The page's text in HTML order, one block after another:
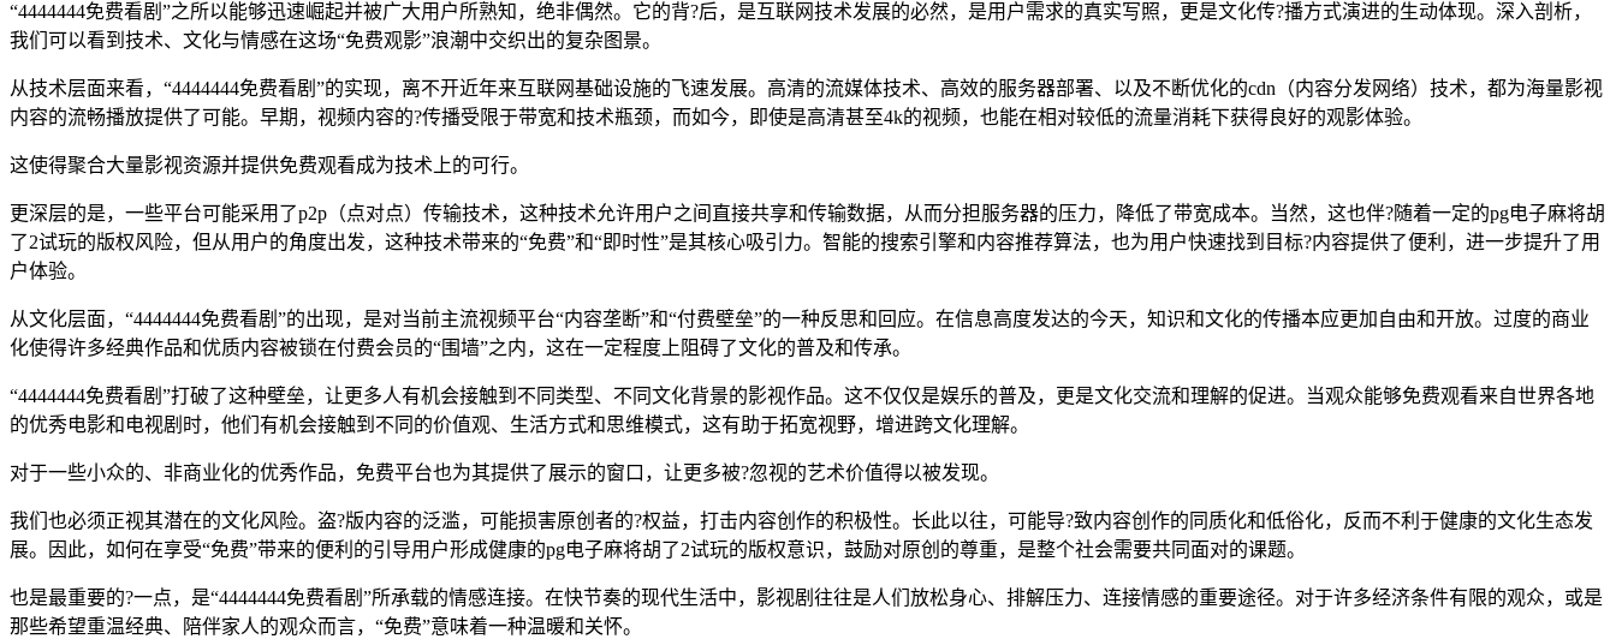
“4444444免费看剧”之所以能够迅速崛起并被广大用户所熟知，绝非偶然。它的背?后，是互联网技术发展的必然，是用户需求的真实写照，更是文化传?播方式演进的生动体现。深入剖析，
我们可以看到技术、文化与情感在这场“免费观影”浪潮中交织出的复杂图景。
从技术层面来看，“4444444免费看剧”的实现，离不开近年来互联网基础设施的飞速发展。高清的流媒体技术、高效的服务器部署、以及不断优化的cdn（内容分发网络）技术，都为海量影视
内容的流畅播放提供了可能。早期，视频内容的?传播受限于带宽和技术瓶颈，而如今，即使是高清甚至4k的视频，也能在相对较低的流量消耗下获得良好的观影体验。
这使得聚合大量影视资源并提供免费观看成为技术上的可行。
更深层的是，一些平台可能采用了p2p（点对点）传输技术，这种技术允许用户之间直接共享和传输数据，从而分担服务器的压力，降低了带宽成本。当然，这也伴?随着一定的pg电子麻将胡
了2试玩的版权风险，但从用户的角度出发，这种技术带来的“免费”和“即时性”是其核心吸引力。智能的搜索引擎和内容推荐算法，也为用户快速找到目标?内容提供了便利，进一步提升了用
户体验。
从文化层面，“4444444免费看剧”的出现，是对当前主流视频平台“内容垄断”和“付费壁垒”的一种反思和回应。在信息高度发达的今天，知识和文化的传播本应更加自由和开放。过度的商业
化使得许多经典作品和优质内容被锁在付费会员的“围墙”之内，这在一定程度上阻碍了文化的普及和传承。
“4444444免费看剧”打破了这种壁垒，让更多人有机会接触到不同类型、不同文化背景的影视作品。这不仅仅是娱乐的普及，更是文化交流和理解的促进。当观众能够免费观看来自世界各地
的优秀电影和电视剧时，他们有机会接触到不同的价值观、生活方式和思维模式，这有助于拓宽视野，增进跨文化理解。
对于一些小众的、非商业化的优秀作品，免费平台也为其提供了展示的窗口，让更多被?忽视的艺术价值得以被发现。
我们也必须正视其潜在的文化风险。盗?版内容的泛滥，可能损害原创者的?权益，打击内容创作的积极性。长此以往，可能导?致内容创作的同质化和低俗化，反而不利于健康的文化生态发
展。因此，如何在享受“免费”带来的便利的引导用户形成健康的pg电子麻将胡了2试玩的版权意识，鼓励对原创的尊重，是整个社会需要共同面对的课题。
也是最重要的?一点，是“4444444免费看剧”所承载的情感连接。在快节奏的现代生活中，影视剧往往是人们放松身心、排解压力、连接情感的重要途径。对于许多经济条件有限的观众，或是
那些希望重温经典、陪伴家人的观众而言，“免费”意味着一种温暖和关怀。